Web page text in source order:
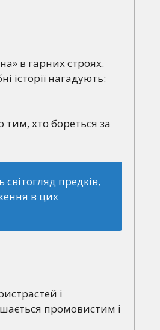
в гарних строях.
історії нагадують:
хто бореться за
предків,
в цих
і
промовистим і